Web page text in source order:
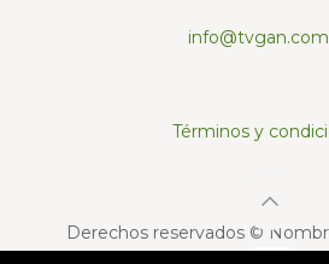
Términos y
Derechos reservados ©